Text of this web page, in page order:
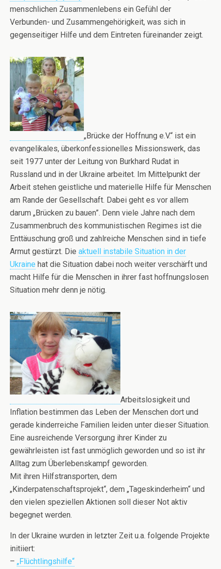
menschlichen Zusammenlebens ein Gefühl der
Verbunden- und Zusammengehörigkeit, was sich in
gegenseitiger Hilfe und dem Eintreten füreinander zeigt.
„Brücke der Hoffnung e.V.“ ist ein
evangelikales, überkonfessionelles Missionswerk, das
seit 1977 unter der Leitung von Burkhard Rudat in
Russland und in der Ukraine arbeitet. Im Mittelpunkt der
Arbeit stehen geistliche und materielle Hilfe für Menschen
am Rande der Gesellschaft. Dabei geht es vor allem
darum „Brücken zu bauen”. Denn viele Jahre nach dem
Zusammenbruch des kommunistischen Regimes ist die
Enttäuschung groß und zahlreiche Menschen sind in tiefe
Armut gestürzt. Die aktuell instabile Situation in der
Ukraine hat die Situation dabei noch weiter verschärft und
macht Hilfe für die Menschen in ihrer fast hoffnungslosen
Situation mehr denn je nötig.
Arbeitslosigkeit und
Inflation bestimmen das Leben der Menschen dort und
gerade kinderreiche Familien leiden unter dieser Situation.
Eine ausreichende Versorgung ihrer Kinder zu
gewährleisten ist fast unmöglich geworden und so ist ihr
Alltag zum Überlebenskampf geworden.
Mit ihren Hilfstransporten, dem
„Kinderpatenschaftsprojekt“, dem „Tageskinderheim“ und
den vielen speziellen Aktionen soll dieser Not aktiv
begegnet werden.
In der Ukraine wurden in letzter Zeit u.a. folgende Projekte
initiiert:
– „Flüchtlingshilfe“